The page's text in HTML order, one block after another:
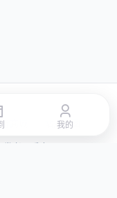
商城 站点地图
者阿乐出品
我的